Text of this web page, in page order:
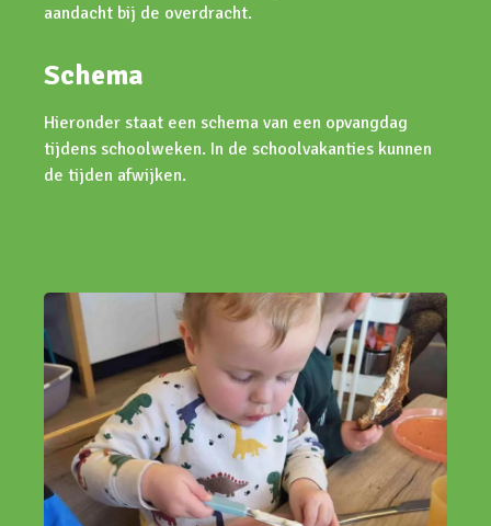
aandacht bij de overdracht.
Schema
Hieronder staat een schema van een opvangdag
tijdens schoolweken. In de schoolvakanties kunnen
de tijden afwijken.